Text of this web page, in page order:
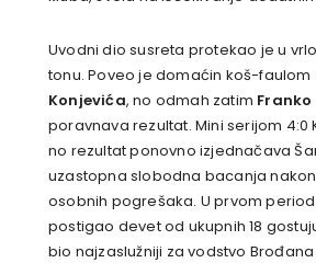
Uvodni dio susreta protekao je u
tonu. Poveo je domaćin koš-faulom
Konjevića, no odmah zatim Franko
poravnava rezultat. Mini serijom 4:0
no rezultat ponovno izjednačava
uzastopna slobodna bacanja
osobnih pogrešaka. U prvom
postigao devet od ukupnih 18
bio najzaslužniji za vodstvo